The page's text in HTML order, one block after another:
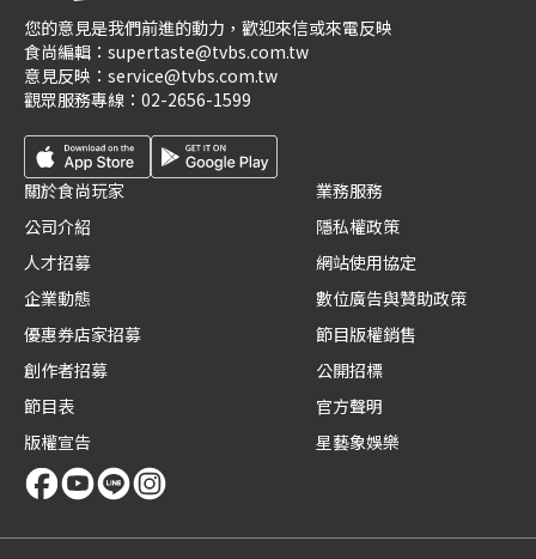
您的意見是我們前進的動力，歡迎來信或來電反映
食尚編輯： supertaste@tvbs.com.tw
意見反映： service@tvbs.com.tw
觀眾服務專線： 02-2656-1599
關於食尚玩家
公司介紹
人才招募
企業動態
優惠券店家招募
創作者招募
節目表
版權宣告
業務服務
隱私權政策
網站使用協定
數位廣告與贊助政策
節目版權銷售
公開招標
官方聲明
星藝象娛樂